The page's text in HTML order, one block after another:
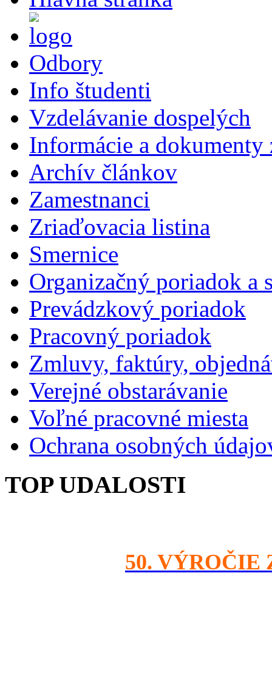
Odbory
Info študenti
Vzdelávanie dospelých
Informácie a
Archív článkov
Zamestnanci
Zriaďovacia listina
Smernice
Organizačný poriadok a
Prevádzkový poriadok
Pracovný poriadok
Zmluvy, faktúry,
Verejné obstarávanie
Voľné pracovné miesta
Ochrana osobných
TOP UDALOSTI
50. VÝROČIE